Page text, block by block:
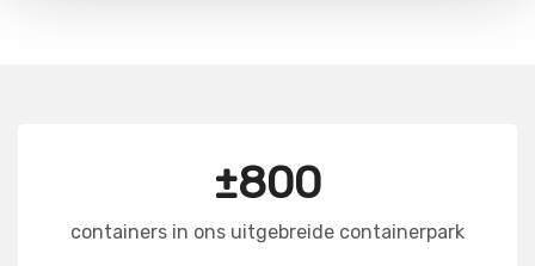
±800
containers in ons uitgebreide containerpark